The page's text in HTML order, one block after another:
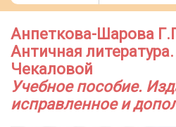
Анпеткова-Шарова
Античная
Чекаловой
Учебное пособие.
исправленное и